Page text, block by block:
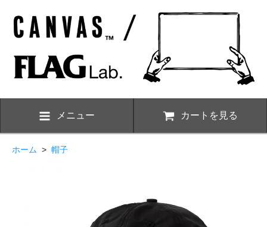
メニュー カートを見る
ホーム > 帽子